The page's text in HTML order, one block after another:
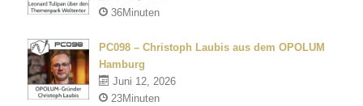
36Minuten
PC098 – Christoph Laubis aus dem OPOLUM
Hamburg
Juni 12, 2026
23Minuten